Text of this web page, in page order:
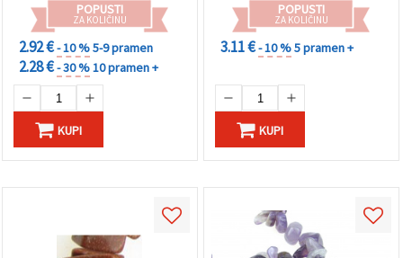
POPUSTI
ZA KOLIČINU
2.92 €- 10 %5-9 pramen
2.28 €- 30 %10 pramen +
KUPI
POPUSTI
ZA KOLIČINU
3.11 €- 10 %5 pramen +
KUPI